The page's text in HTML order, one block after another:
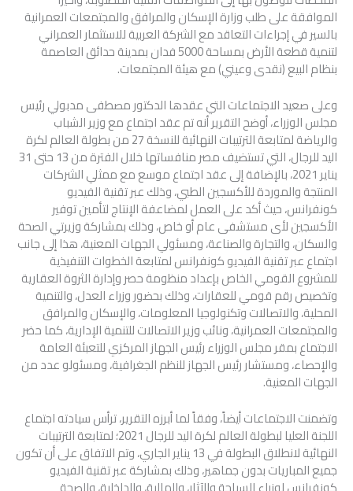
الموافقة على طلب وزارة الإسكان والمرافق والمجتمعات العمرانية
بالسير في إجراءات التعاقد مع الشركة العربية للاستثمار العمراني
لتنمية قطعة الأرض بمساحة 5000 فدان بمدينة حدائق العاصمة
بنظام البيع (نقدى وعيني) مع هيئة المجتمعات.
وعلى صعيد الاجتماعات التي عقدها الدكتور مصطفى مدبولي رئيس
مجلس الوزراء، أوضح التقرير أنه تم عقد اجتماع مع وزير الشباب
والرياضة لمتابعة الترتيبات النهائية للنسخة 27 من بطولة العالم لكرة
اليد للرجال، التي تستضيف مصر منافساتها خلال الفترة من 13 حتى 31
يناير 2021، بالإضافة إلى عقد اجتماع موسع مع ممثلي الشركات
المنتجة والموردة للأكسجين الطبي، وذلك عبر تقنية الفيديو
كونفرانس، حيث أكد على العمل لمضاعفة الإنتاج لتأمين توفير
الأكسجين لأى مستشفى عام أو خاص، وذلك بمشاركة وزيرتي الصحة
والسكان، والتجارة والصناعة، ومسئولي الجهات المعنية، هذا إلى جانب
اجتماع عبر تقنية الفيديو كونفرانس لمتابعة الخطوات التنفيذية
للمشروع القومي الخاص بإعداد منظومة حصر وإدارة الثروة العقارية
وتخصيص رقم قومي للعقارات، وذلك بحضور وزراء العدل، والتنمية
المحلية، والاتصالات وتكنولوجيا المعلومات، والإسكان والمرافق
والمجتمعات العمرانية، ونائب وزير الاتصالات للتنمية الإدارية، كما حضر
الاجتماع بمقر مجلس الوزراء رئيس الجهاز المركزي للتعبئة العامة
والإحصاء، ومستشار رئيس الجهاز للنظم الجغرافية، ومسئولو عدد من
الجهات المعنية.
وتضمنت الاجتماعات أيضاً، وفقاً لما أبرزه التقرير، ترأس سيادته اجتماع
اللجنة العليا لبطولة العالم لكرة اليد للرجال 2021؛ لمتابعة الترتيبات
النهائية لانطلاق البطولة في 13 يناير الجاري، وتم الاتفاق على أن تكون
جميع المباريات بدون جماهير، وذلك بمشاركة عبر تقنية الفيديو